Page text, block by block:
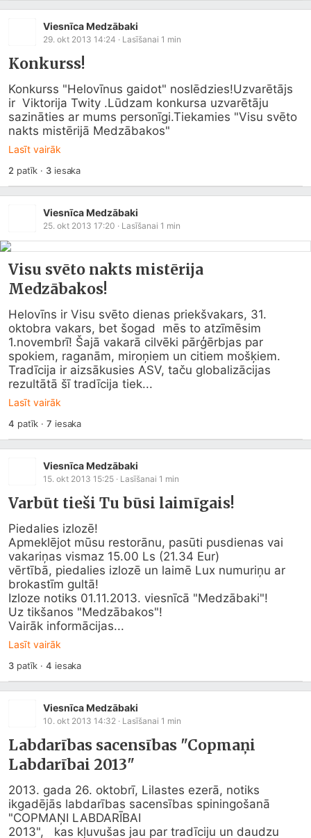
Viesnīca Medzābaki
29. okt 2013 14:24 · Lasīšanai 1 min
Konkurss!
Konkurss "Helovīnus gaidot" noslēdzies!Uzvarētājs
ir  Viktorija Twity .Lūdzam konkursa uzvarētāju
sazināties ar mums personīgi.Tiekamies "Visu svēto
nakts mistērijā Medzābakos"
Lasīt vairāk
2 patīk · 3iesaka
Viesnīca Medzābaki
25. okt 2013 17:20 · Lasīšanai 1 min
Visu svēto nakts mistērija
Medzābakos!
Helovīns ir Visu svēto dienas priekšvakars, 31.
oktobra vakars, bet šogad  mēs to atzīmēsim
1.novembrī! Šajā vakarā cilvēki pārģērbjas par
spokiem, raganām, miroņiem un citiem mošķiem.
Tradīcija ir aizsākusies ASV, taču globalizācijas
rezultātā šī tradīcija tiek...
Lasīt vairāk
4 patīk ·7 iesaka
Viesnīca Medzābaki
15. okt 2013 15:25 · Lasīšanai 1 min
Varbūt tieši Tu būsi laimīgais!
Piedalies izlozē!
Apmeklējot mūsu restorānu, pasūti pusdienas vai
vakariņas vismaz 15.00 Ls (21.34 Eur)
vērtībā, piedalies izlozē un laimē Lux numuriņu ar
brokastīm gultā!
Izloze notiks 01.11.2013. viesnīcā "Medzābaki"!
Uz tikšanos "Medzābakos"!
Vairāk informācijas...
Lasīt vairāk
3patīk ·4 iesaka
Viesnīca Medzābaki
10. okt 2013 14:32 · Lasīšanai 1 min
Labdarības sacensības "Copmaņi
Labdarībai 2013"
2013. gada 26. oktobrī, Lilastes ezerā, notiks
ikgadējās labdarības sacensības spiningošanā
"COPMAŅI LABDARĪBAI
2013",   kas kļuvušas jau par tradīciju un daudzu